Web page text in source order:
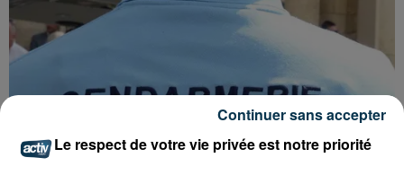
Le respect de votre vie privée est notre priorité
Continuer sans accepter